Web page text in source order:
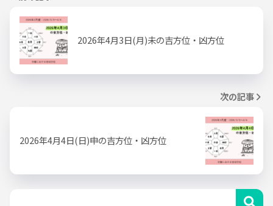
2026年4月3日(月)未の吉方位・凶方位
次の記事
2026年4月4日(日)申の吉方位・凶方位